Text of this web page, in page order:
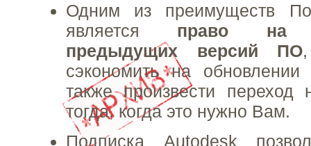
Одним из преимуществ
является право на
предыдущих версий ПО
сэкономить на
также произвести
тогда, когда это нужно Вам.
Подписка Autodesk